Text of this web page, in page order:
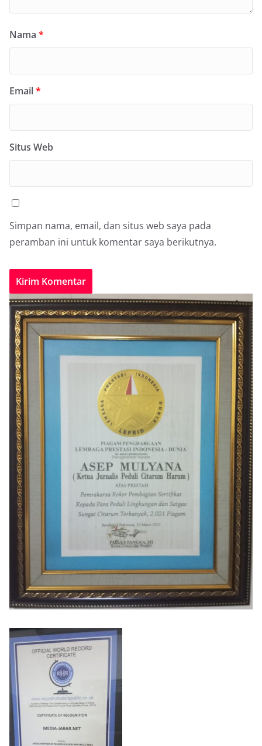
Nama *
Email*
Situs Web
Simpan nama, email, dan situs web saya pada
peramban ini untuk komentar saya berikutnya.